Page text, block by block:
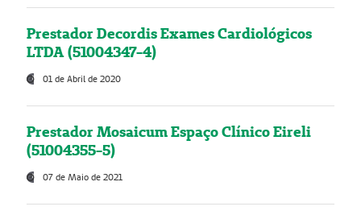
Prestador Decordis Exames Cardiológicos
LTDA (51004347-4)
01 de Abril de 2020
Prestador Mosaicum Espaço Clínico Eireli
(51004355-5)
07 de Maio de 2021